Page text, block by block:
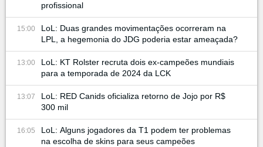
profissional
15:00
LoL: Duas grandes movimentações ocorreram na
LPL, a hegemonia do JDG poderia estar ameaçada?
13:00
LoL: KT Rolster recruta dois ex-campeões mundiais
para a temporada de 2024 da LCK
13:07
LoL: RED Canids oficializa retorno de Jojo por R$
300 mil
16:05
LoL: Alguns jogadores da T1 podem ter problemas
na escolha de skins para seus campeões